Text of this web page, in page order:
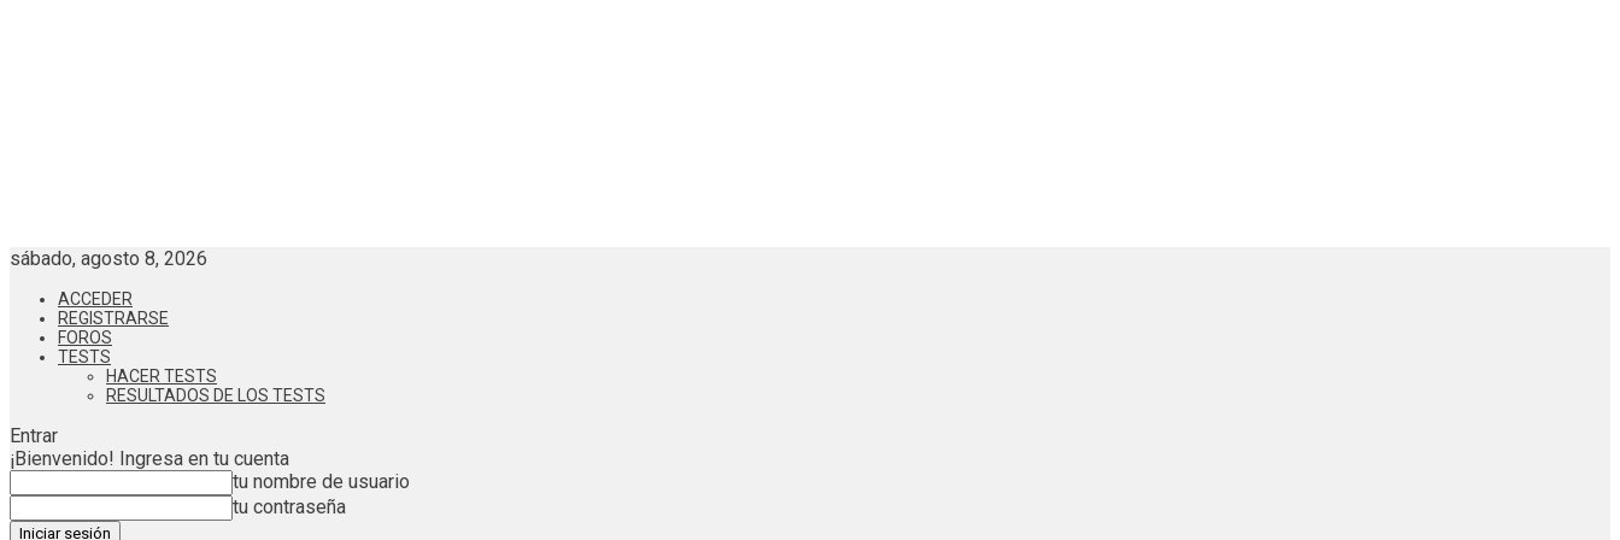
sábado, agosto 8, 2026
ACCEDER
REGISTRARSE
FOROS
TESTS
HACER TESTS
RESULTADOS DE LOS TESTS
Entrar
¡Bienvenido! Ingresa en tu cuenta
tu nombre de usuario
tu contraseña